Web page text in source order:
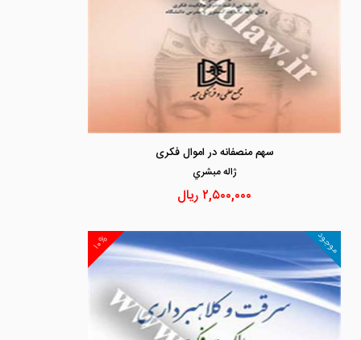
سهم منصفانه در اموال فکری
ژاله مبشري
۲,۵۰۰,۰۰۰ریال
۱۰% موجود